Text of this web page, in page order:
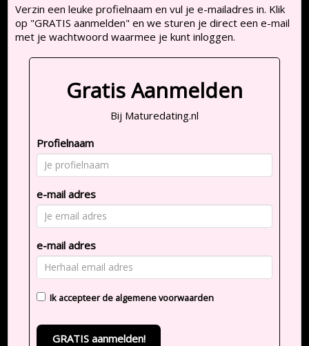
Verzin een leuke profielnaam en vul je e-mailadres in. Klik
op "GRATIS aanmelden" en we sturen je direct een e-mail
met je wachtwoord waarmee je kunt inloggen.
Gratis Aanmelden
Bij Maturedating.nl
Profielnaam
e-mail adres
e-mail adres
Ik accepteer de algemene voorwaarden
GRATIS aanmelden!